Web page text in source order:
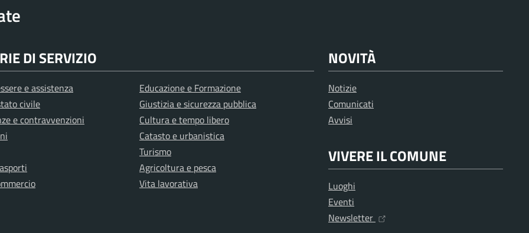
DI SERVIZIO
e assistenza
civile
e contravvenzioni
Educazione e Formazione
Giustizia e sicurezza pubblica
Cultura e tempo libero
Catasto e urbanistica
Turismo
Agricoltura e pesca
Vita lavorativa
NOVITÀ
Notizie
Comunicati
Avvisi
VIVERE IL COMUNE
Luoghi
Eventi
Newsletter